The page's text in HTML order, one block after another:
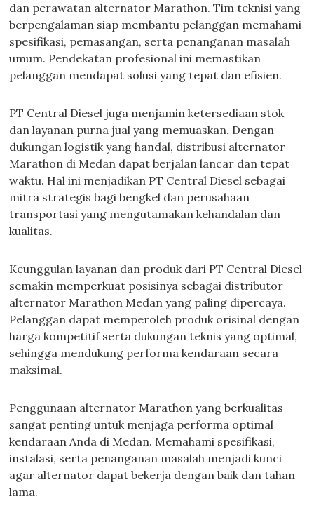
dan perawatan alternator Marathon. Tim teknisi yang
berpengalaman siap membantu pelanggan memahami
spesifikasi, pemasangan, serta penanganan masalah
umum. Pendekatan profesional ini memastikan
pelanggan mendapat solusi yang tepat dan efisien.
PT Central Diesel juga menjamin ketersediaan stok
dan layanan purna jual yang memuaskan. Dengan
dukungan logistik yang handal, distribusi alternator
Marathon di Medan dapat berjalan lancar dan tepat
waktu. Hal ini menjadikan PT Central Diesel sebagai
mitra strategis bagi bengkel dan perusahaan
transportasi yang mengutamakan kehandalan dan
kualitas.
Keunggulan layanan dan produk dari PT Central Diesel
semakin memperkuat posisinya sebagai distributor
alternator Marathon Medan yang paling dipercaya.
Pelanggan dapat memperoleh produk orisinal dengan
harga kompetitif serta dukungan teknis yang optimal,
sehingga mendukung performa kendaraan secara
maksimal.
Penggunaan alternator Marathon yang berkualitas
sangat penting untuk menjaga performa optimal
kendaraan Anda di Medan. Memahami spesifikasi,
instalasi, serta penanganan masalah menjadi kunci
agar alternator dapat bekerja dengan baik dan tahan
lama.